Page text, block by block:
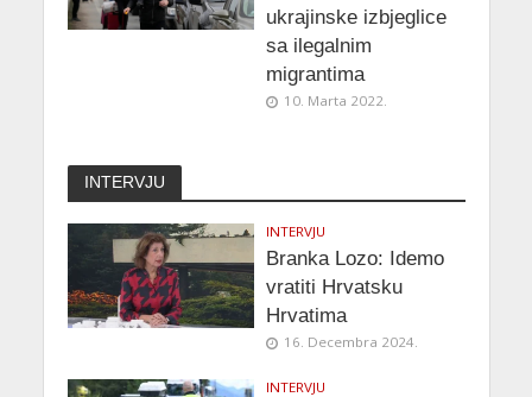
ukrajinske izbjeglice
sa ilegalnim
migrantima
10. Marta 2022.
INTERVJU
INTERVJU
Branka Lozo: Idemo
vratiti Hrvatsku
Hrvatima
16. Decembra 2024.
INTERVJU